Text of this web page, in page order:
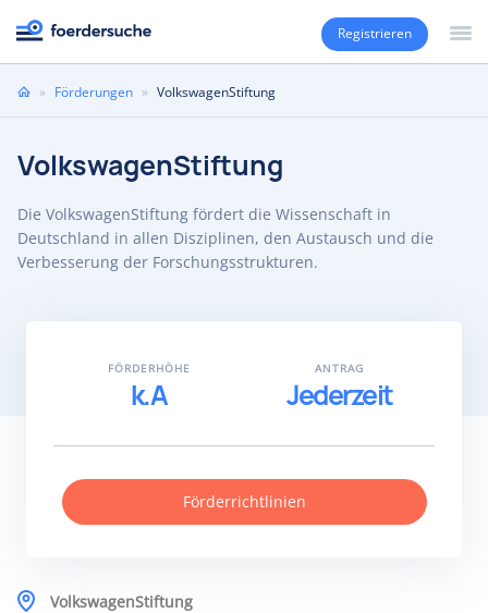
Registrieren
Sie» Förderungen » VolkswagenStiftung
VolkswagenStiftung
Die VolkswagenStiftung fördert die Wissenschaft in
Deutschland in allen Disziplinen, den Austausch und die
Verbesserung der Forschungsstrukturen.
VolkswagenStiftung
FÖRDERHÖHE
k.A
ANTRAG
Jederzeit
Förderrichtlinien